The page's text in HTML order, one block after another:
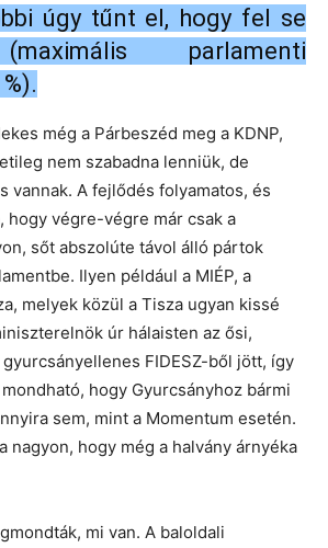
úgy tűnt el, hogy fel se
parlamenti
még a Párbeszéd meg a KDNP,
nem szabadna lenniük, de
vannak. A fejlődés folyamatos, és
hogy végre-végre már csak a
sőt abszolúte távol álló pártok
Ilyen például a MIÉP, a
melyek közül a Tisza ugyan kissé
úr hálaisten az ősi,
FIDESZ-ből jött, így
hogy Gyurcsányhoz bármi
sem, mint a Momentum esetén.
nagyon, hogy még a halvány árnyéka
mi van. A baloldali